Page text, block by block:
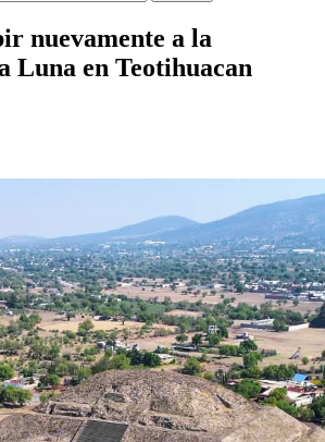
nuevamente a la
Luna en Teotihuacan